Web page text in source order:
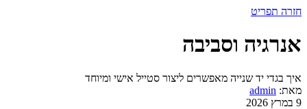
חזרה תפריט
אנרגיה וסביבה
איך בגדי יד שנייה מאפשרים ליצור סטייל אישי ומיוחד
מאת: admin
9 במרץ 2026